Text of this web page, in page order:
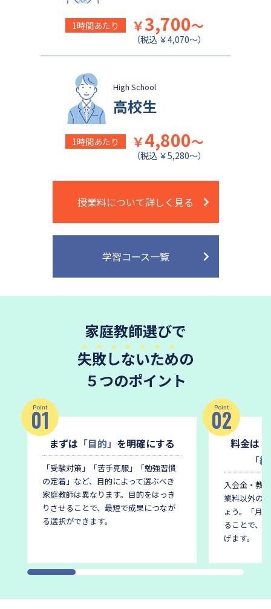
日本女子大学附属中学校
1時間あたり ￥3,700～
（税込 ￥4,070～）
High School
高校生
1時間あたり ￥4,800～
（税込 ￥5,280～）
授業料について詳しく見る
学習コース一覧
家庭教師選びで
失敗しないための
５つのポイント
Point
01
まずは 「目的」 を明確にする
「受験対策」「苦手克服」「勉強習慣
の定着」など、目的によって選ぶべき
家庭教師は異なります。 目的をはっき
りさせることで、最短で成果につなが
る選択ができます。
Point
02
料金は
「
入会金・教
業料以外の
ょう。
「月
ることで、
げます。